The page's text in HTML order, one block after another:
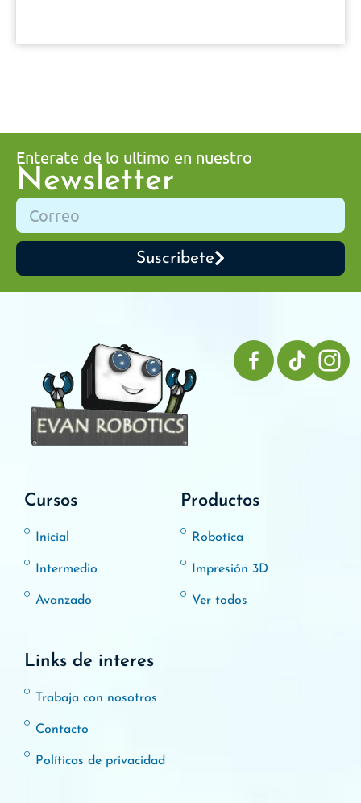
Enterate de lo ultimo en nuestro
Newsletter
Suscribete
Cursos
Inicial
Intermedio
Avanzado
Productos
Robotica
Impresión 3D
Ver todos
Links de interes
Trabaja con nosotros
Contacto
Políticas de privacidad